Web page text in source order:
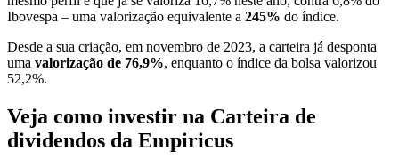
Ibovespa – uma valorização equivalente a 245% do índice.
Desde a sua criação, em novembro de 2023, a carteira já desponta
uma valorização de 76,9%, enquanto o índice da bolsa valorizou
52,2%.
Veja como investir na Carteira de
dividendos da Empiricus